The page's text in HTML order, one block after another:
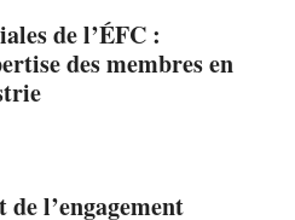
de l’ÉFC :
des membres en
l’engagement